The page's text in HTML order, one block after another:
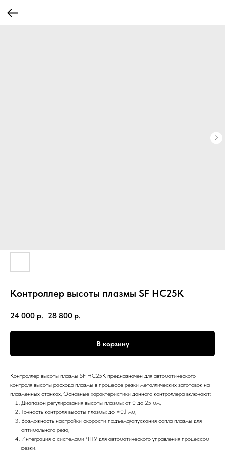
Контроллер высоты плазмы SF HC25K
24 000 р. 28 800 р.
В корзину
Контроллер высоты плазмы SF HC25K предназначен для автоматического
контроля высоты расхода плазмы в процессе резки металлических заготовок на
плазменных станках, Основные характеристики данного контроллера включают:
Диапазон регулирования высоты плазмы: от 0 до 25 мм,
Точность контроля высоты плазмы: до ±0,1 мм,
Возможность настройки скорости подъема/опускания сопла плазмы для
оптимального реза,
Интеграция с системами ЧПУ для автоматического управления процессом
резки,